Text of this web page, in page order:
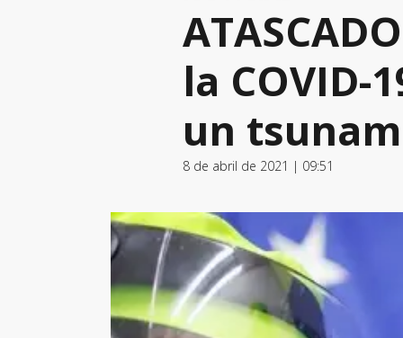
la COVID-
un
8 de abril de 2021 | 09:51